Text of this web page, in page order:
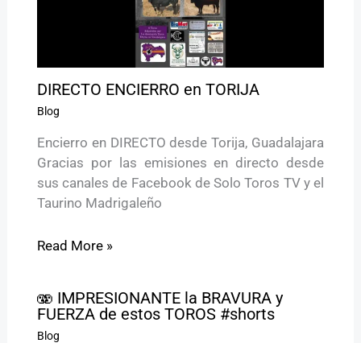
DIRECTO ENCIERRO en TORIJA
Blog
Encierro en DIRECTO desde Torija, Guadalajara
Gracias por las emisiones en directo desde
sus canales de Facebook de Solo Toros TV y el
Taurino Madrigaleño
Read More »
🫨 IMPRESIONANTE la BRAVURA y
FUERZA de estos TOROS #shorts
Blog